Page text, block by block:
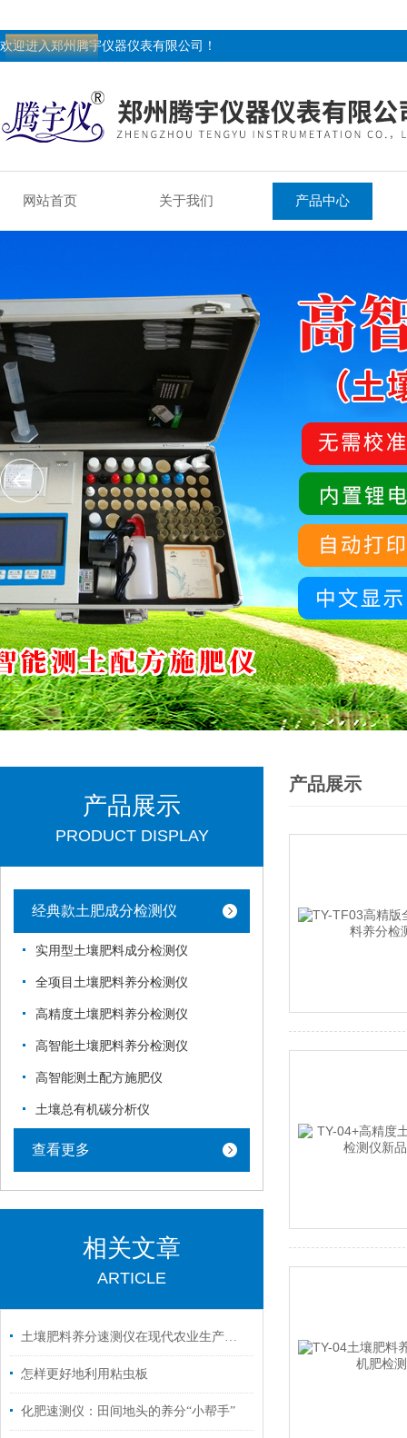
欢迎进入郑州腾宇仪器仪表有限公司！
网站首页 关于我们 产品中心
产品展示
PRODUCT DISPLAY
经典款土肥成分检测仪
实用型土壤肥料成分检测仪
全项目土壤肥料养分检测仪
高精度土壤肥料养分检测仪
高智能土壤肥料养分检测仪
高智能测土配方施肥仪
土壤总有机碳分析仪
查看更多
相关文章
ARTICLE
土壤肥料养分速测仪在现代农业生产中发挥着重要作用
怎样更好地利用粘虫板
化肥速测仪：田间地头的养分“小帮手”
产品展示